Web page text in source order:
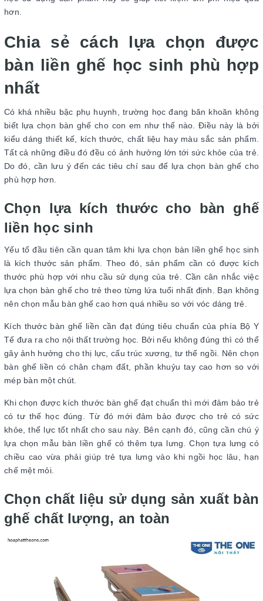
hơn.
Chia sẻ cách lựa chọn được
bàn liền ghế học sinh phù hợp
nhất
Có khá nhiều bậc phụ huynh, trường học đang băn khoăn không
biết lựa chọn bàn ghế cho con em như thế nào. Điều này là bởi
kiểu dáng thiết kế, kích thước, chất liệu hay màu sắc sản phẩm.
Tất cả những điều đó đều có ảnh hưởng lớn tới sức khỏe của trẻ.
Do đó, cần lưu ý đến các tiêu chí sau để lựa chọn bàn ghế cho
phù hợp hơn.
Chọn lựa kích thước cho bàn ghế
liền học sinh
Yếu tố đầu tiên cần quan tâm khi lựa chọn bàn liền ghế học sinh
là kích thước sản phẩm. Theo đó, sản phẩm cần có được kích
thước phù hợp với nhu cầu sử dụng của trẻ. Cần cân nhắc việc
lựa chọn bàn ghế cho trẻ theo từng lứa tuổi nhất định. Bạn không
nên chọn mẫu bàn ghế cao hơn quá nhiều so với vóc dáng trẻ.
Kích thước bàn ghế liền cần đạt đúng tiêu chuẩn của phía Bộ Y
Tế đưa ra cho nội thất trường học. Bởi nếu không đúng thì có thể
gây ảnh hưởng cho thị lực, cấu trúc xương, tư thế ngồi. Nên chọn
bàn ghế liền có chân chạm đất, phần khuỷu tay cao hơn so với
mép bàn một chút.
Khi chọn được kích thước bàn ghế đạt chuẩn thì mới đảm bảo trẻ
có tư thế học đúng. Từ đó mới đảm bảo được cho trẻ có sức
khỏe, thể lực tốt nhất cho sau này. Bên cạnh đó, cũng cần chú ý
lựa chọn mẫu bàn liền ghế có thêm tựa lưng. Chọn tựa lưng có
chiều cao vừa phải giúp trẻ tựa lưng vào khi ngồi học lâu, hạn
chế mệt mỏi.
Chọn chất liệu sử dụng sản xuất bàn
ghế chất lượng, an toàn